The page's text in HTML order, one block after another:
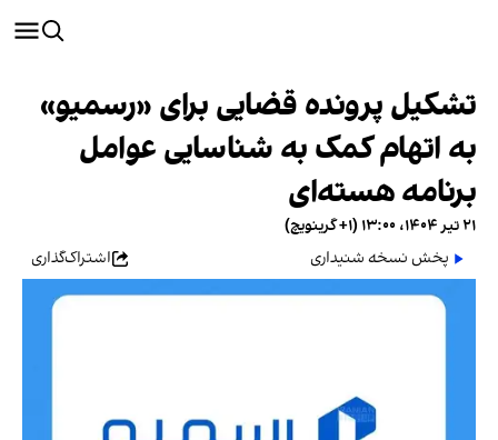
تشکیل پرونده قضایی برای «رسمیو»
به اتهام کمک به شناسایی عوامل
برنامه هسته‌ای
۲۱ تیر ۱۴۰۴، ۱۳:۰۰ (‎+۱ گرینویچ)
پخش نسخه شنیداری
اشتراک‌گذاری